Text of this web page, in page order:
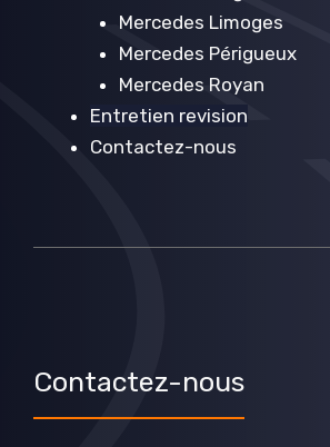
Mercedes Limoges
Mercedes Périgueux
Mercedes Royan
Entretien revision
Contactez-nous
Contactez-nous